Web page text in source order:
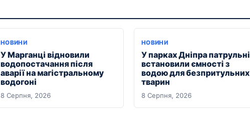
НОВИНИ
У Марганці відновили
водопостачання після
аварії на магістральному
водогоні
8 Серпня, 2026
НОВИНИ
У парках Дніпра патрульні
встановили ємності з
водою для безпритульних
тварин
8 Серпня, 2026